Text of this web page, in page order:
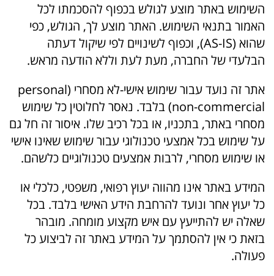
השימוש באתר מוצע לגולש בכפוף להסכמתו לכל
האמור בתנאי השימוש. האתר מוצע לך, הגולש, כפי
שהוא (AS-IS), וכפוף לשינויים לפי שיקול דעתה
הבלעדי של החברה, מעת לעת וללא הודעה מראש.
אתר זה נועד עבור שימוש אישי-לא מסחרי (personal
non-commercial) בלבד. נאסר לחלוטין כל שימוש
מסחרי באתר, בתכניו, או בכל רכיב שלו. איסור זה חל גם
על שימוש בכל אמצעי טכנולוגי עבור שימוש שאינו אישי
או שימוש מסחרי, לרבות אמצעים טכנולוגיים כלשהם.
המידע באתר אינו מהווה יעוץ רפואי, משפטי, כלכלי או
כל יעוץ אחר ונועד להרחבת הידע האישי בלבד. בכל
שאלה יש להתייעץ עם איש מקצוע מומחה. מובהר
בזאת כי אין להסתמך על המידע באתר זה לביצוע כל
פעולה.